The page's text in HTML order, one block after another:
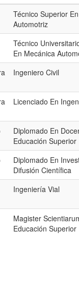
Técnico Superior
Automotriz
Técnico
En Mecánica
Ingeniero Civil
Licenciado En
Diplomado En
Educación Superior
Diplomado En
Difusión Científica
Ingeniería Vial
Magister
Educación Superior